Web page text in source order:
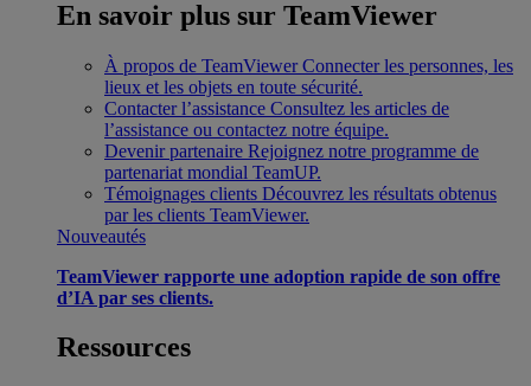
En savoir plus sur TeamViewer
À propos de TeamViewer Connecter les personnes, les
lieux et les objets en toute sécurité.
Contacter l’assistance Consultez les articles de
l’assistance ou contactez notre équipe.
Devenir partenaire Rejoignez notre programme de
partenariat mondial TeamUP.
Témoignages clients Découvrez les résultats obtenus
par les clients TeamViewer.
Nouveautés
TeamViewer rapporte une adoption rapide de son offre
d’IA par ses clients.
Ressources